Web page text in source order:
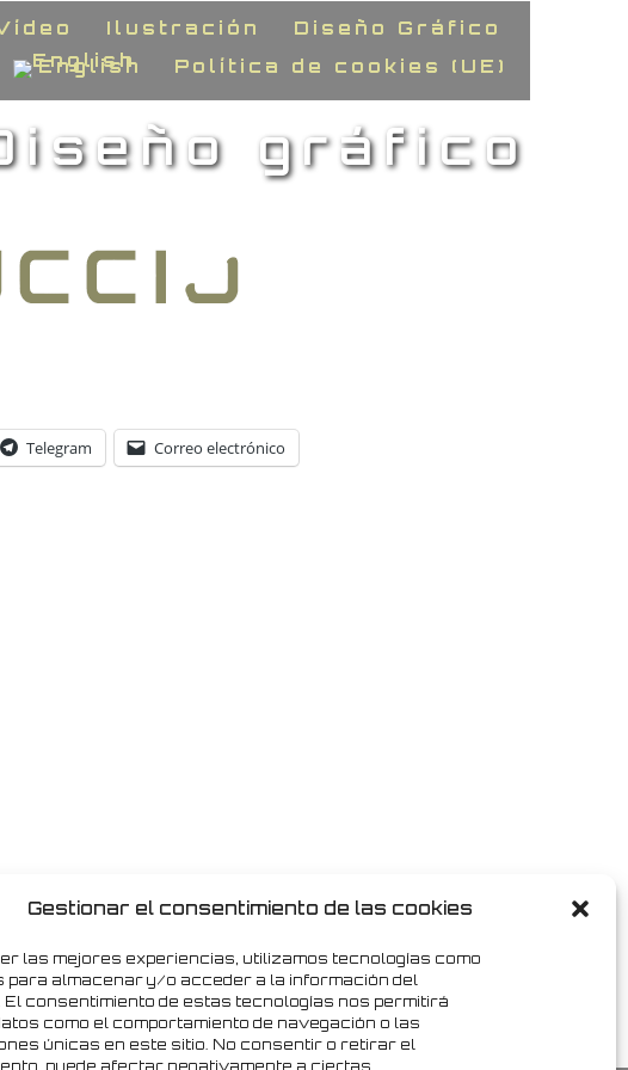
Gestionar el consentimiento de las cookies
las mejores experiencias, utilizamos tecnologías como
para almacenar y/o acceder a la información del
El consentimiento de estas tecnologías nos permitirá
como el comportamiento de navegación o las
únicas en este sitio. No consentir o retirar el
puede afectar negativamente a ciertas
Ilustración
Diseño Gráfico
English Política de cookies (UE)
gráfico
Telegram Correo electrónico